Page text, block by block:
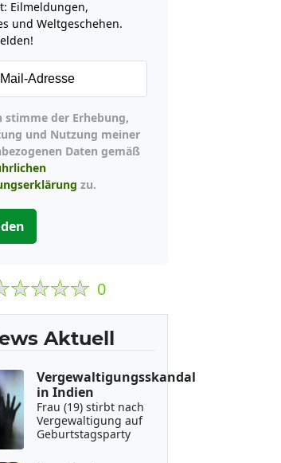
Eilmeldungen,
und Weltgeschehen.
und Nutzung meiner
Daten gemäß
zu.
0
Aktuell
Vergewaltigungsskandal
in Indien
Frau (19) stirbt nach
Vergewaltigung auf
Geburtstagsparty